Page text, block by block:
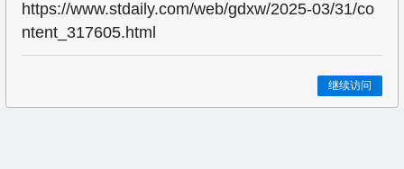
https://www.stdaily.com/web/gdxw/2025-03/31/co
ntent_317605.html
继续访问